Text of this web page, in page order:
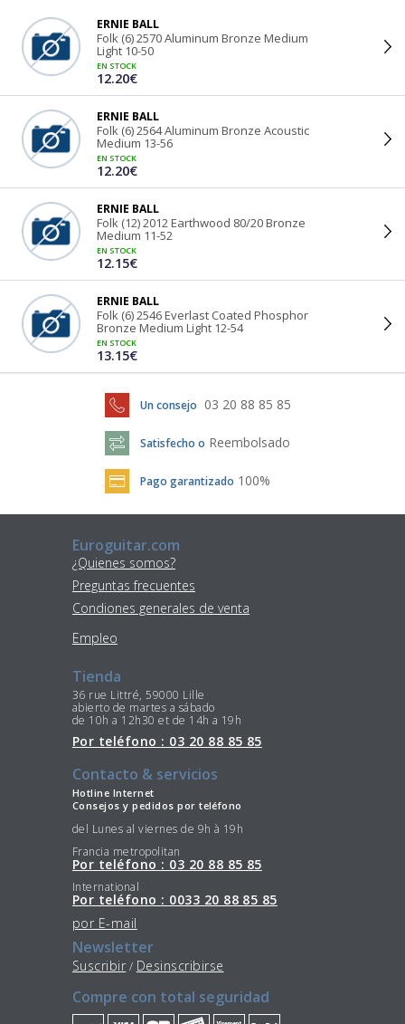
ERNIE BALL
Folk (6) 2570 Aluminum Bronze Medium
Light 10-50
EN STOCK
12.20€
ERNIE BALL
Folk (6) 2564 Aluminum Bronze Acoustic
Medium 13-56
EN STOCK
12.20€
ERNIE BALL
Folk (12) 2012 Earthwood 80/20 Bronze
Medium 11-52
EN STOCK
12.15€
ERNIE BALL
Folk (6) 2546 Everlast Coated Phosphor
Bronze Medium Light 12-54
EN STOCK
13.15€
Un consejo 03 20 88 85 85
Satisfecho o Reembolsado
Pago garantizado 100%
Euroguitar.com
¿Quienes somos?
Preguntas frecuentes
Condiones generales de venta
Empleo
Tienda
36 rue Littré, 59000 Lille
abierto de martes a sábado
de 10h a 12h30 et de 14h a 19h
Por teléfono : 03 20 88 85 85
Contacto & servicios
Hotline Internet
Consejos y pedidos por teléfono
del Lunes al viernes de 9h à 19h
Francia metropolitan
Por teléfono : 03 20 88 85 85
International
Por teléfono : 0033 20 88 85 85
por E-mail
Newsletter
Suscribir / Desinscribirse
Compre con total seguridad